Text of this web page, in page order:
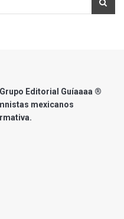
Editorial Guíaaaa ®
mexicanos